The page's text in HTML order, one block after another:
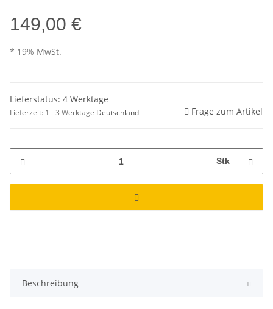
149,00 €
* 19% MwSt.
Lieferstatus: 4 Werktage
Lieferzeit: 1 - 3 Werktage Deutschland Frage zum Artikel
Stk
Beschreibung